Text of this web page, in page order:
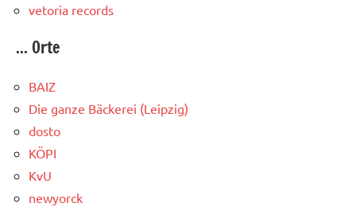
vetoria records
... Orte
BAIZ
Die ganze Bäckerei (Leipzig)
dosto
KÖPI
KvU
newyorck